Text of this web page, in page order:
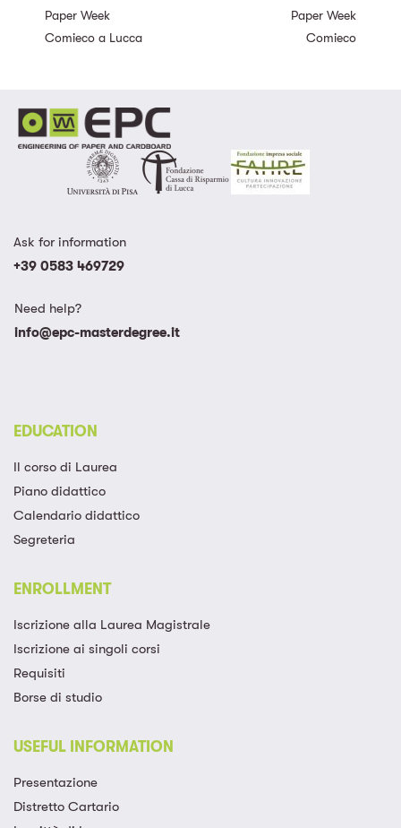
Paper Week
Comieco a Lucca
Paper Week
Comieco
Ask for information
+39 0583 469729
Need help?
info@epc-masterdegree.it
EDUCATION
Il corso di Laurea
Piano didattico
Calendario didattico
Segreteria
ENROLLMENT
Iscrizione alla Laurea Magistrale​
Iscrizione ai singoli corsi​
Requisiti
Borse di studio
USEFUL INFORMATION
Presentazione
Distretto Cartario